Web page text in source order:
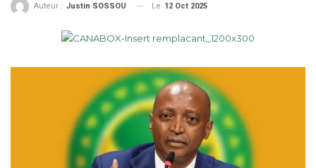
Auteur : Justin SOSSOU Le 12 Oct 2025